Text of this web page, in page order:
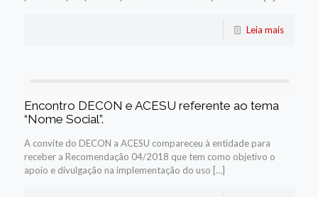
Leia mais
Encontro DECON e ACESU referente ao tema
“Nome Social”.
A convite do DECON a ACESU compareceu à entidade para
receber a Recomendação 04/2018 que tem como objetivo o
apoio e divulgação na implementação do uso […]